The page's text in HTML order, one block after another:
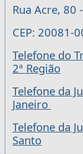
Rua Acre, 80
CEP: 20081-
Telefone do
2ª Região
Telefone da
Janeiro
Telefone da
Santo